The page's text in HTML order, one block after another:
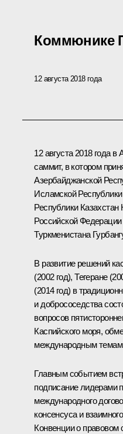
Коммюнике
12 августа 2018 года
12 августа 2018 года
саммит, в котором
Азербайджанской
Исламской
Республики
Российской
Туркменистана
В развитие решений
(2002 год), Тегеране
(2014 год) в
и добрососедства
вопросов
Каспийского моря,
международным
Главным событием
подписание лидерами
международного
консенсуса и
Конвенции о правовом